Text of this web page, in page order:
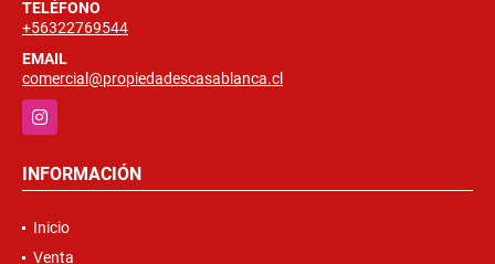
TELÉFONO
+56322769544
EMAIL
comercial@propiedadescasablanca.cl
Instagram
INFORMACIÓN
Inicio
Venta